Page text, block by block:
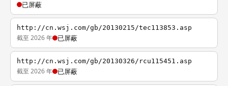
已屏蔽
http://cn.wsj.com/gb/20130215/tec113853.asp
截至 2026 年 已屏蔽
http://cn.wsj.com/gb/20130326/rcu115451.asp
截至 2026 年 已屏蔽